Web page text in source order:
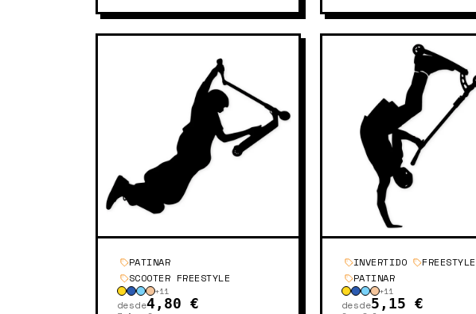
PATINAR
SCOOTER FREESTYLE
+11
desde4,80 €
INVERTIDO
FREESTYLE
PATINAR
+11
desde5,15 €